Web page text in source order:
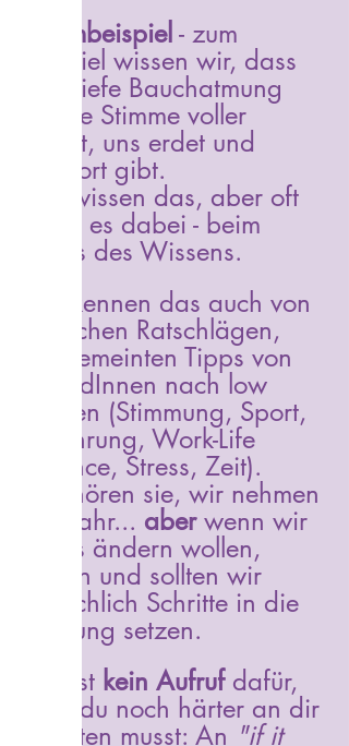
Stimmbeispiel - zum
Beispiel wissen wir, dass
eine tiefe Bauchatmung
unsere Stimme voller
macht, uns erdet und
Support gibt.
Wir wissen das, aber oft
bleibt es dabei - beim
Status des Wissens.
Wir kennen das auch von
ärztlichen Ratschlägen,
gut gemeinten Tipps von
FreundInnen nach low
Phasen (Stimmung, Sport,
Ernährung, Work-Life
Balance, Stress, Zeit).
Wir hören sie, wir nehmen
sie wahr... aber wenn wir
etwas ändern wollen,
dürfen und sollten wir
tatsächlich Schritte in die
Richtung setzen.
Das ist kein Aufruf dafür,
dass du noch härter an dir
arbeiten musst: An "if it